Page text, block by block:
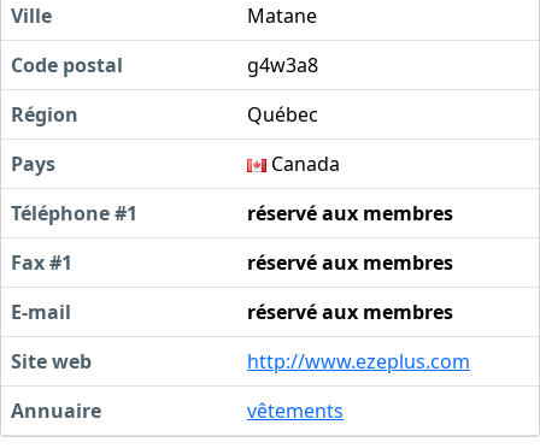
Ville
Matane
Code postal
g4w3a8
Région
Québec
Pays
Canada
Téléphone #1
réservé aux membres
Fax #1
réservé aux membres
E-mail
réservé aux membres
Site web
http://www.ezeplus.com
Annuaire
vêtements